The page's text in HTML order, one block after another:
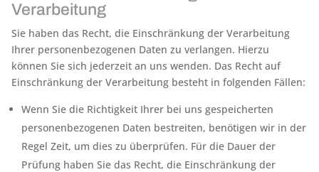
Verarbeitung
Sie haben das Recht, die Einschränkung der Verarbeitung
Ihrer personenbezogenen Daten zu verlangen. Hierzu
können Sie sich jederzeit an uns wenden. Das Recht auf
Einschränkung der Verarbeitung besteht in folgenden Fällen:
Wenn Sie die Richtigkeit Ihrer bei uns gespeicherten
personenbezogenen Daten bestreiten, benötigen wir in der
Regel Zeit, um dies zu überprüfen. Für die Dauer der
Prüfung haben Sie das Recht, die Einschränkung der